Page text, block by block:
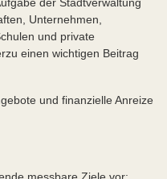
der Stadtverwaltung
Unternehmen,
und private
einen wichtigen Beitrag
und finanzielle Anreize